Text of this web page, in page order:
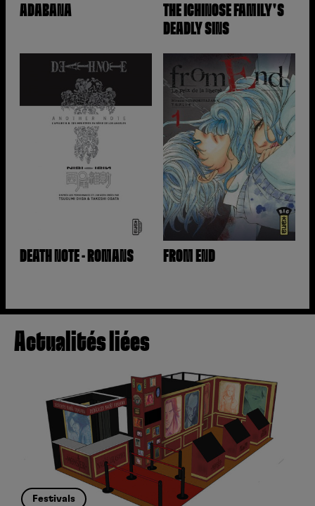
ADABANA
THE ICHINOSE FAMILY'S
DEADLY SINS
DEATH NOTE - ROMANS FROM END
Actualités liées
Festivals